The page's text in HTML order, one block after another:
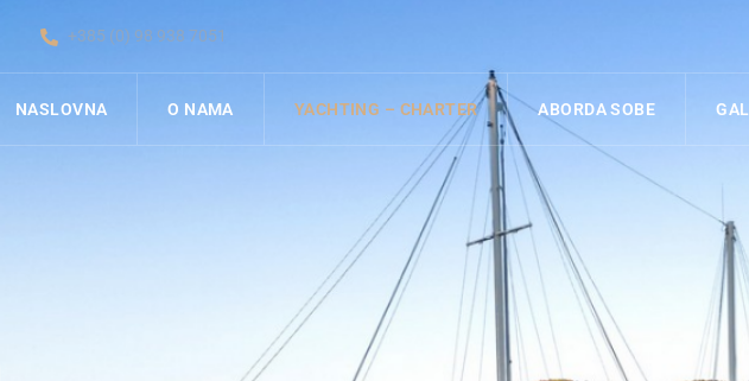
+385 (0) 98 938 7051
NASLOVNA O NAMA YACHTING – CHARTER ABORDA SOBE